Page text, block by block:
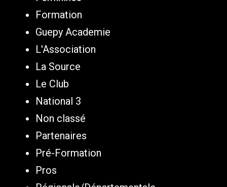
Formation
Guepy Academie
L'Association
La Source
Le Club
National 3
Non classé
Partenaires
Pré-Formation
Pros